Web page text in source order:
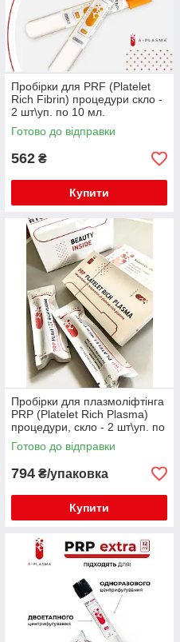
Пробірки для PRF (Platelet
Rich Fibrin) процедури скло -
2 шт\уп. по 10 мл.
Готово до відправки
562 ₴
Купити
Пробірки для плазмоліфтінга
PRP (Platelet Rich Plasma)
процедури, скло - 2 шт\уп. по
8 мл
Готово до відправки
794 ₴/упаковка
Купити